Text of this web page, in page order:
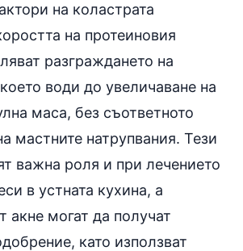
на коластрата
на протеиновия
разграждането на
води до увеличаване на
маса, без съответното
мастните натрупвания. Тези
важна роля и при лечението
в устната кухина, а
акне могат да получат
като използват